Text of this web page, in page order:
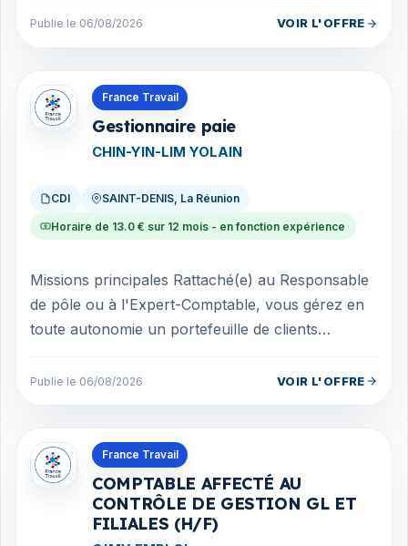
Publie le 06/08/2026 VOIR L'OFFRE
France Travail
Gestionnaire paie
CHIN-YIN-LIM YOLAIN
CDI SAINT-DENIS, La Réunion
Horaire de 13.0 € sur 12 mois - en fonction expérience
Missions principales Rattaché(e) au Responsable
de pôle ou à l'Expert-Comptable, vous gérez en
toute autonomie un portefeuille de clients
Publie le 06/08/2026 VOIR L'OFFRE
Offres en La Réunion
France Travail
COMPTABLE AFFECTÉ AU
CONTRÔLE DE GESTION GL ET
FILIALES (H/F)
Offres en Guadeloupe